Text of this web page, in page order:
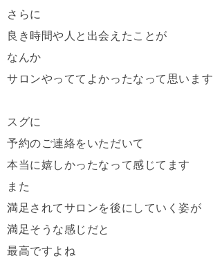
さらに
良き時間や人と出会えたことが
なんか
サロンやっててよかったなって思います
スグに
予約のご連絡をいただいて
本当に嬉しかったなって感じてます
また
満足されてサロンを後にしていく姿が
満足そうな感じだと
最高ですよね